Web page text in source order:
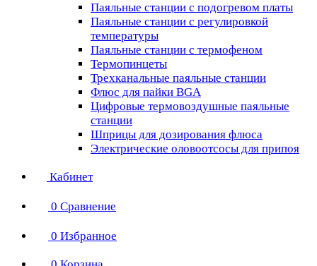
Паяльные станции с подогревом платы
Паяльные станции с регулировкой
температуры
Паяльные станции с термофеном
Термопинцеты
Трехканальные паяльные станции
Флюс для пайки BGA
Цифровые термовоздушные паяльные
станции
Шприцы для дозирования флюса
Электрические оловоотсосы для припоя
Кабинет
0 Сравнение
0 Избранное